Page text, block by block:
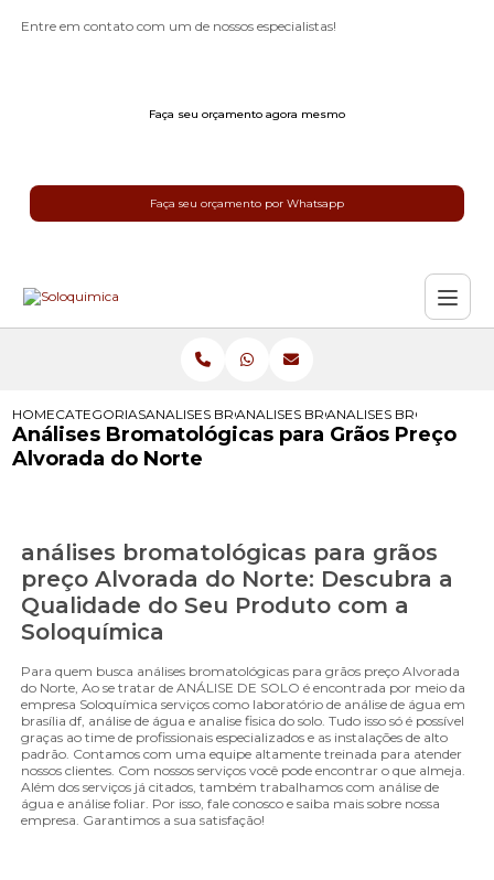
Entre em contato com um de nossos especialistas!
Faça seu orçamento agora mesmo
Faça seu orçamento por Whatsapp
HOMECATEGORIASANALISES BROMATOLOGICAS
ANALISES BROMATOLOGICAS PARA
ANALISES
Análises Bromatológicas para Grãos Preço
Alvorada do Norte
análises bromatológicas para grãos
preço Alvorada do Norte: Descubra a
Qualidade do Seu Produto com a
Soloquímica
Para quem busca análises bromatológicas para grãos preço Alvorada
do Norte, Ao se tratar de ANÁLISE DE SOLO é encontrada por meio da
empresa Soloquímica serviços como laboratório de análise de água em
brasília df, análise de água e analise fisica do solo. Tudo isso só é possível
graças ao time de profissionais especializados e as instalações de alto
padrão. Contamos com uma equipe altamente treinada para atender
nossos clientes. Com nossos serviços você pode encontrar o que almeja.
Além dos serviços já citados, também trabalhamos com análise de
água e análise foliar. Por isso, fale conosco e saiba mais sobre nossa
empresa. Garantimos a sua satisfação!